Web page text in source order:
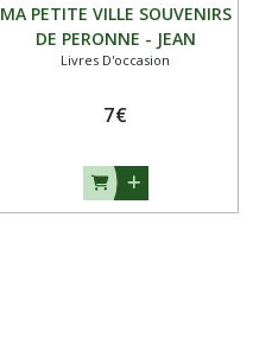
MA PETITE VILLE SOUVENIRS
DE PERONNE - JEAN
LORRAIN - occasion
Livres D'occasion
7€